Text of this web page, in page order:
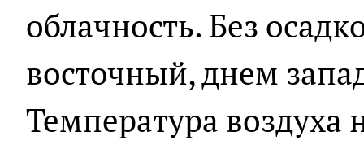
облачность. Без
восточный, днем
Температура воздуха